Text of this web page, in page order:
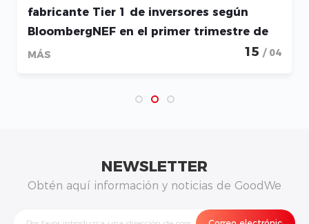
fabricante Tier 1 de inversores según
BloombergNEF en el primer trimestre de
2026
MÁS 15 / 04
NEWSLETTER
Obtén aquí información y noticias de GoodWe